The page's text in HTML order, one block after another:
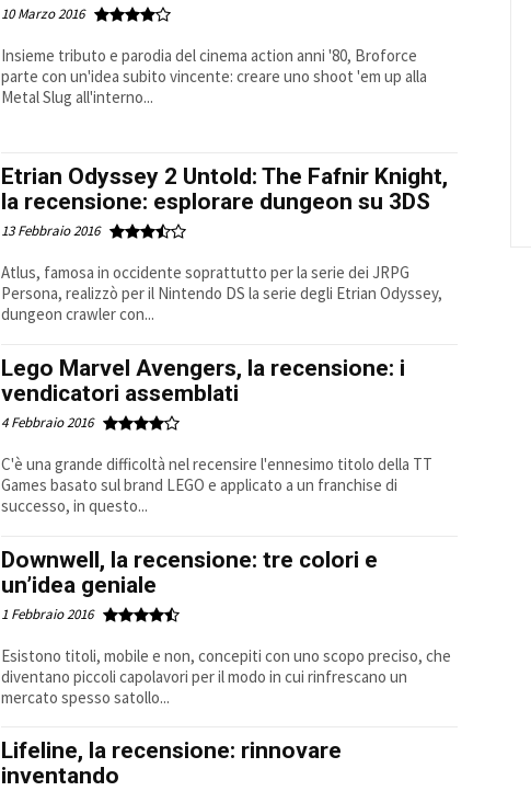
10 Marzo 2016
Insieme tributo e parodia del cinema action anni '80, Broforce
parte con un'idea subito vincente: creare uno shoot 'em up alla
Metal Slug all'interno...
Etrian Odyssey 2 Untold: The Fafnir Knight,
la recensione: esplorare dungeon su 3DS
13 Febbraio 2016
Atlus, famosa in occidente soprattutto per la serie dei JRPG
Persona, realizzò per il Nintendo DS la serie degli Etrian Odyssey,
dungeon crawler con...
Lego Marvel Avengers, la recensione: i
vendicatori assemblati
4 Febbraio 2016
C'è una grande difficoltà nel recensire l'ennesimo titolo della TT
Games basato sul brand LEGO e applicato a un franchise di
successo, in questo...
Downwell, la recensione: tre colori e
un’idea geniale
1 Febbraio 2016
Esistono titoli, mobile e non, concepiti con uno scopo preciso, che
diventano piccoli capolavori per il modo in cui rinfrescano un
mercato spesso satollo...
Lifeline, la recensione: rinnovare
inventando